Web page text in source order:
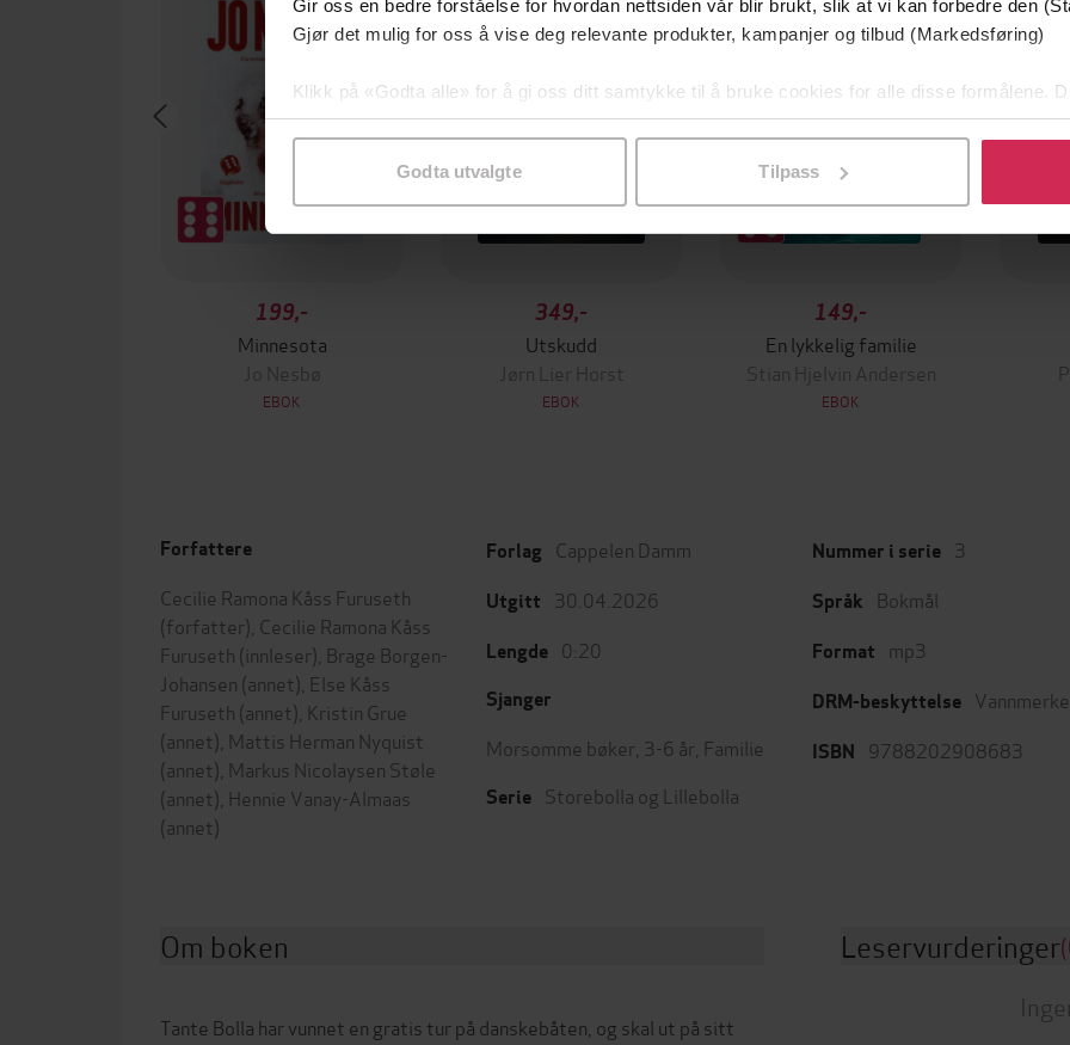
Gir oss en bedre forståelse for hvordan nettsiden vår blir brukt, slik at vi kan forbedre den
Gjør det mulig for oss å vise deg relevante produkter, kampanjer og tilbud (Markedsføring)
Klikk på «Godta alle» for å gi oss ditt samtykke til å bruke cookies for alle disse formålene.
samtykke til spesifikke formål ved å klikke på «Tilpass». Du kan når som helst trekke
Godta utvalgte Tilpass
199,-
Minnesota
Jo Nesbø
EBOK
349,-
Utskudd
Jørn Lier Horst
EBOK
149,-
En lykkelig familie
Stian Hjelvin Andersen
EBOK
Forfattere
Cecilie Ramona Kåss Furuseth
(forfatter), Cecilie Ramona Kåss
Furuseth (innleser), Brage Borgen-
Johansen (annet), Else Kåss
Furuseth (annet), Kristin Grue
(annet), Mattis Herman Nyquist
(annet), Markus Nicolaysen Støle
(annet), Hennie Vanay-Almaas
(annet)
Forlag Cappelen Damm
Utgitt 30.04.2026
Lengde 0:20
Sjanger
Morsomme bøker 3-6 år Familie
Serie Storebolla og Lillebolla
Nummer i serie 3
Språk Bokmål
Format mp3
DRM-beskyttelse
ISBN 9788202908683
Om boken
Tante Bolla har vunnet en gratis tur på danskebåten, og skal ut på sitt
Leservurderinger